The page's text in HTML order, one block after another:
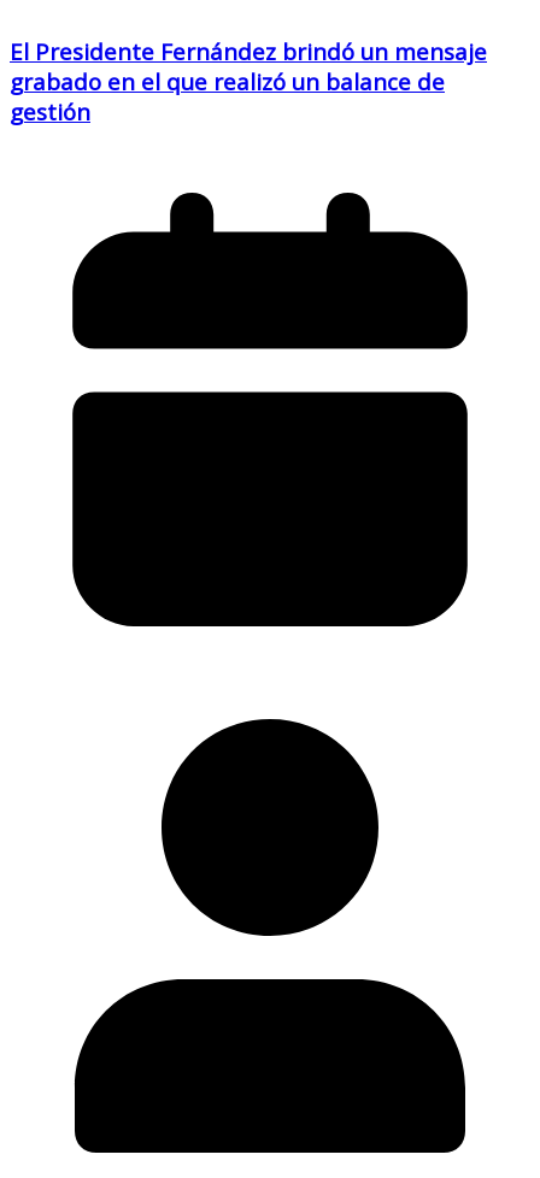
El Presidente Fernández brindó un mensaje
grabado en el que realizó un balance de
gestión